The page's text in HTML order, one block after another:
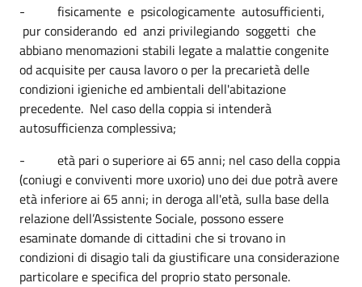
- fisicamente e psicologicamente autosufficienti,
pur considerando ed anzi privilegiando soggetti che
abbiano menomazioni stabili legate a malattie congenite
od acquisite per causa lavoro o per la precarietà delle
condizioni igieniche ed ambientali dell'abitazione
precedente. Nel caso della coppia si intenderà
autosufficienza complessiva;
- età pari o superiore ai 65 anni; nel caso della coppia
(coniugi e conviventi more uxorio) uno dei due potrà avere
età inferiore ai 65 anni; in deroga all'età, sulla base della
relazione dell’Assistente Sociale, possono essere
esaminate domande di cittadini che si trovano in
condizioni di disagio tali da giustificare una considerazione
particolare e specifica del proprio stato personale.